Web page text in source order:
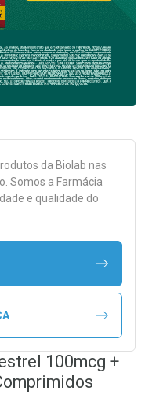
da Biolab nas
Somos a Farmácia
e qualidade do
100mcg +